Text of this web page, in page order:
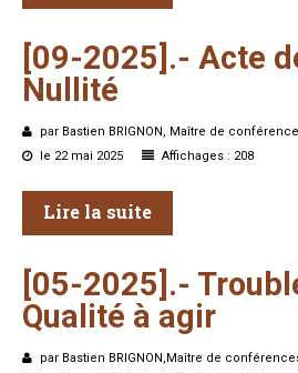
[09-2025].- Acte
Nullité
par Bastien BRIGNON, Maître de
le 22 mai 2025
Affichages : 208
Lire la suite
[05-2025].-
Qualité à agir
par Bastien BRIGNON,Maître de